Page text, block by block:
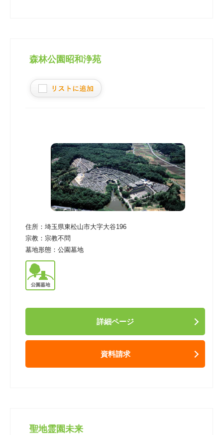
森林公園昭和浄苑
住所： 埼玉県東松山市大字大谷196
宗教： 宗教不問
墓地形態： 公園墓地
詳細ページ
資料請求
聖地霊園未来